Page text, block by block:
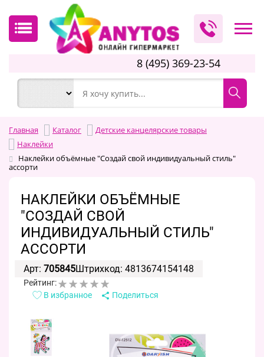
8 (495) 369-23-54
Главная Каталог
Детские канцелярские товары
Наклейки
Наклейки объёмные "Создай свой индивидуальный стиль"
ассорти
НАКЛЕЙКИ ОБЪЁМНЫЕ
"СОЗДАЙ СВОЙ
ИНДИВИДУАЛЬНЫЙ СТИЛЬ"
АССОРТИ
Арт: 705845Штрихкод: 4813674154148
Рейтинг:
В избранное
Поделиться